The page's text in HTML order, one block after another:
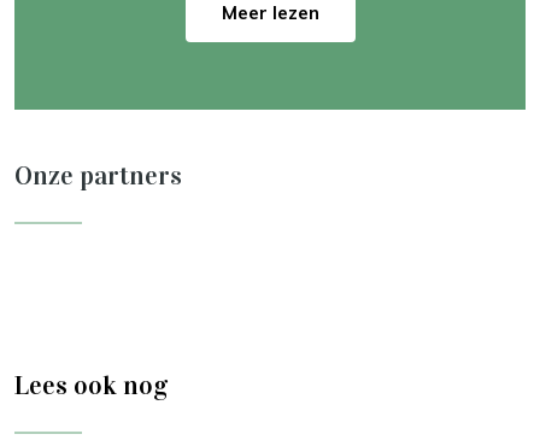
Meer lezen
Onze partners
Lees ook nog